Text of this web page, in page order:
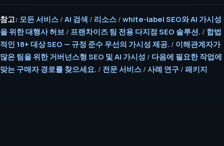
참고: 모든 서비스 / AI 검색 / 리소스 / white-label SEO와 AI 가시성
을 위한 대행사 허브 / 프랜차이즈 팀 전용 다지점 SEO 솔루션. / 합법
적인 18+ 대상 SEO — 규정 준수 우선의 가시성 제공. / 이해관계자가
많은 팀을 위한 거버넌스형 SEO 및 AI 가시성 / 다음에 필요한 작업에
맞는 구매자 경로를 찾으세요. / 전문 서비스 / 사례 연구 / 패키지